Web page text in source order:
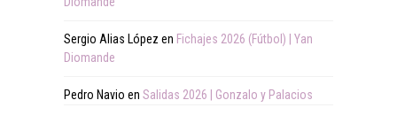
Sergio Alias López en Fichajes 2026 (Fútbol) | Yan
Diomande
Pedro Navio en Salidas 2026 | Gonzalo y Palacios